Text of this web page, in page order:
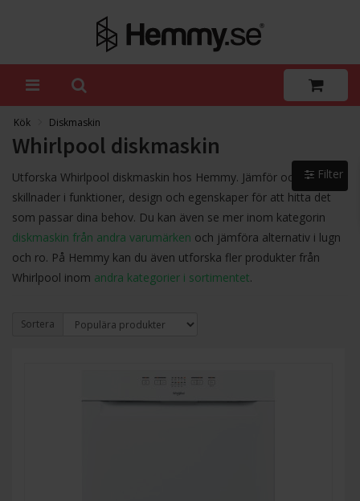
Kök Diskmaskin
Whirlpool diskmaskin
Utforska Whirlpool diskmaskin hos Hemmy. Jämför och se
skillnader i funktioner, design och egenskaper för att hitta det
som passar dina behov. Du kan även se mer inom kategorin
diskmaskin från andra varumärken och jämföra alternativ i lugn
och ro. På Hemmy kan du även utforska fler produkter från
Whirlpool inom andra kategorier i sortimentet.
Sortera
Filter